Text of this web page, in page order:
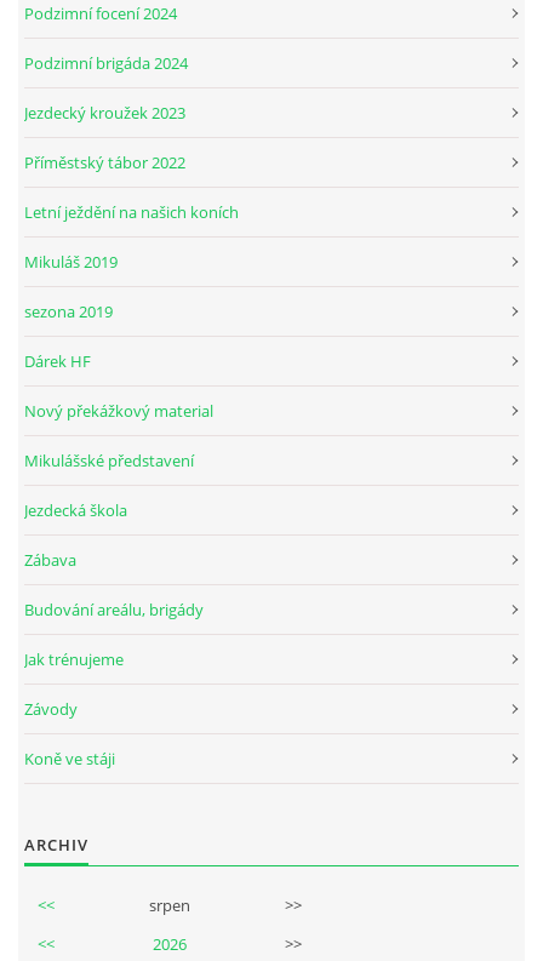
PÁTEČNÍ KROUŽEK " ŠKOLA JEZDECTVÍ " BUDE ZAHÁJEN
ČLENOVÉ JK CABALLERO Z RYCHVALDU
PODZIMNÍ BRIGÁDA 4.10.2025
Podzimní focení 2024
Podzimní brigáda 2024
Jezdecký kroužek 2023
Příměstský tábor 2022
Letní ježdění na našich koních
Mikuláš 2019
sezona 2019
Dárek HF
Nový překážkový material
Mikulášské představení
Jezdecká škola
Zábava
Budování areálu, brigády
Jak trénujeme
Závody
Koně ve stáji
ARCHIV
<< srpen
>>
<<
2026 >>